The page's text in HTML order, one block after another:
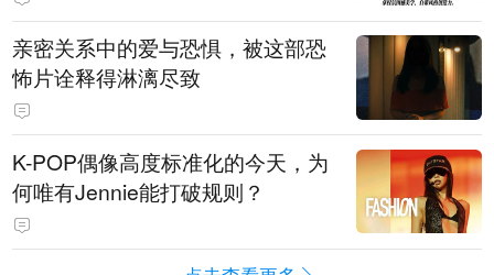
亲密关系中的爱与恐惧，被这部恐
怖片诠释得淋漓尽致
K-POP偶像高度标准化的今天，为
何唯有Jennie能打破规则？